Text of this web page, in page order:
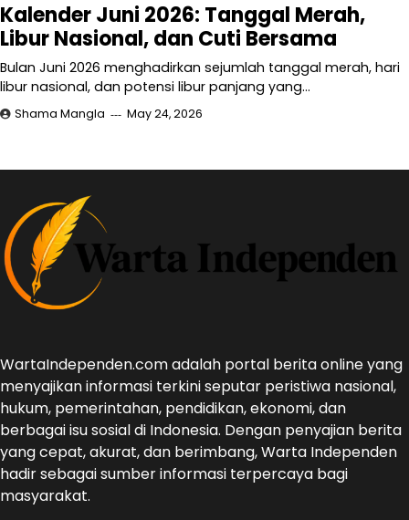
Kalender Juni 2026: Tanggal Merah,
Libur Nasional, dan Cuti Bersama
Bulan Juni 2026 menghadirkan sejumlah tanggal merah, hari
libur nasional, dan potensi libur panjang yang…
Shama Mangla May 24, 2026
WartaIndependen.com adalah portal berita online yang
menyajikan informasi terkini seputar peristiwa nasional,
hukum, pemerintahan, pendidikan, ekonomi, dan
berbagai isu sosial di Indonesia. Dengan penyajian berita
yang cepat, akurat, dan berimbang, Warta Independen
hadir sebagai sumber informasi terpercaya bagi
masyarakat.